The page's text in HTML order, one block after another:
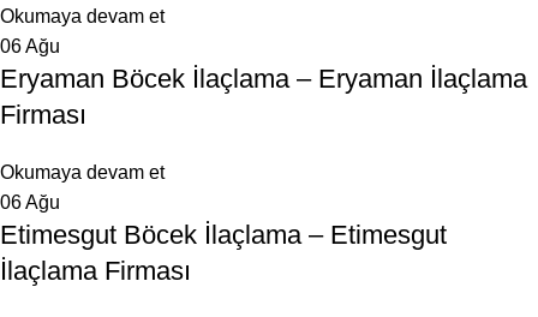
Okumaya devam et
06Ağu
Eryaman Böcek İlaçlama – Eryaman İlaçlama
Firması
Okumaya devam et
06Ağu
Etimesgut Böcek İlaçlama – Etimesgut
İlaçlama Firması